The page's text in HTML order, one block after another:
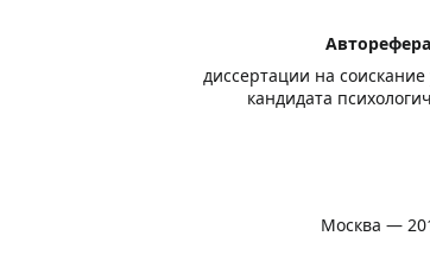
диссертации на
кандидата
Москва —